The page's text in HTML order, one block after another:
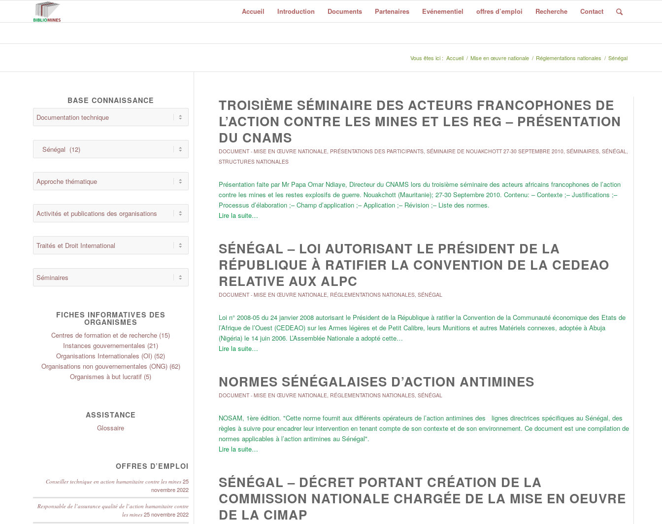
Accueil Introduction Documents Partenaires Evénementiel offres d’emploi Recherche Contact
Vous êtes ici : Accueil / Mise en œuvre nationale / Réglementations nationales / Sénégal
TROISIÈME SÉMINAIRE DES ACTEURS FRANCOPHONES DE
L’ACTION CONTRE LES MINES ET LES REG – PRÉSENTATION
DU CNAMS
DOCUMENT- MISE EN ŒUVRE NATIONALE, PRÉSENTATIONS DES PARTICIPANTS, SÉMINAIRE DE NOUAKCHOTT 27-30 SEPTEMBRE 2010, SÉMINAIRES, SÉNÉGAL,
STRUCTURES NATIONALES
Présentation faite par Mr Papa Omar Ndiaye, Directeur du CNAMS lors du troisième séminaire des acteurs africains francophones de l’action
contre les mines et les restes explosifs de guerre. Nouakchott (Mauritanie); 27-30 Septembre 2010. Contenu: – Contexte ;– Justifications ;–
Processus d’élaboration ;– Champ d’application ;– Application ;– Révision ;– Liste des normes.
Lire la suite…
SÉNÉGAL – LOI AUTORISANT LE PRÉSIDENT DE LA
RÉPUBLIQUE À RATIFIER LA CONVENTION DE LA CEDEAO
RELATIVE AUX ALPC
DOCUMENT- MISE EN ŒUVRE NATIONALE, RÉGLEMENTATIONS NATIONALES, SÉNÉGAL
Loi n° 2008-05 du 24 janvier 2008 autorisant le Président de la République à ratifier la Convention de la Communauté économique des Etats de
l’Afrique de l’Ouest (CEDEAO) sur les Armes légères et de Petit Calibre, leurs Munitions et autres Matériels connexes, adoptée à Abuja
(Nigéria) le 14 juin 2006. L’Assemblée Nationale a adopté cette…
Lire la suite…
NORMES SÉNÉGALAISES D’ACTION ANTIMINES
DOCUMENT- MISE EN ŒUVRE NATIONALE, RÉGLEMENTATIONS NATIONALES, SÉNÉGAL
NOSAM, 1ère édition. "Cette norme fournit aux différents opérateurs de l’action antimines des lignes directrices spécifiques au Sénégal, des
règles à suivre pour encadrer leur intervention en tenant compte de son contexte et de son environnement. Ce document est une compilation de
normes applicables à l’action antimines au Sénégal".
Lire la suite…
SÉNÉGAL – DÉCRET PORTANT CRÉATION DE LA
COMMISSION NATIONALE CHARGÉE DE LA MISE EN OEUVRE
DE LA CIMAP
BASE CONNAISSANCE
FICHES INFORMATIVES DES
ORGANISMES
Centres de formation et de recherche (15)
Instances gouvernementales (21)
Organisations Internationales (OI) (52)
Organisations non gouvernementales (ONG)(62)
Organismes à but lucratif (5)
ASSISTANCE
Glossaire
OFFRES D’EMPLOI
Conseiller technique en action humanitaire contre les mines 25
novembre 2022
Responsable de l’assurance qualité de l’action humanitaire contre
les mines 25 novembre 2022